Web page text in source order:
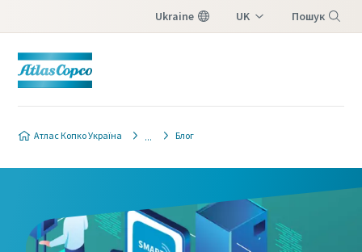
Ukraine UK Пошук
Атлас Копко Україна Блог